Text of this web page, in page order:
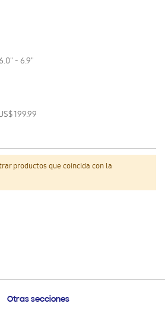
productos que coincida con la
- 6.9"
199.99
Otras secciones